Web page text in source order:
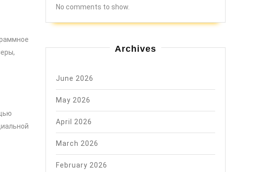
No comments to show.
Archives
June 2026
May 2026
April 2026
March 2026
February 2026